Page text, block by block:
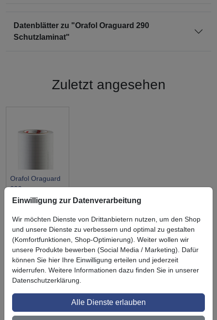
Datenblätter zu "Orafol Oraguard 290
Schutzlaminat"
Zuletzt angesehen
Orafol Oraguard
290
Schutzlaminat
Symbol
Vorteil
Ihre Vorteile bei uns
3M BestPartner Commercial Solutions
Preisschutz für unsere Kunden
Einwilligung zur Datenverarbeitung
Wir möchten Dienste von Drittanbietern nutzen, um den Shop
und unsere Dienste zu verbessern und optimal zu gestalten
(Komfortfunktionen, Shop-Optimierung). Weiter wollen wir
unsere Produkte bewerben (Social Media / Marketing). Dafür
können Sie hier Ihre Einwilligung erteilen und jederzeit
widerrufen. Weitere Informationen dazu finden Sie in unserer
Datenschutzerklärung.
Alle Dienste erlauben